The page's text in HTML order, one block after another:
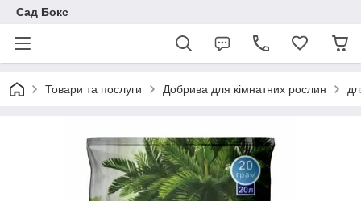
Сад Бокс
Товари та послуги Добрива для кімнатних рослин